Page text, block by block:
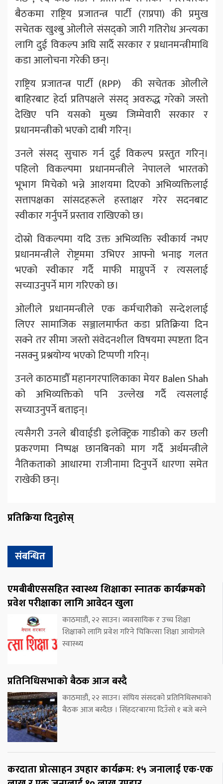
बैठकमा राष्ट्रिय प्रजातन्त्र पार्टी (राप्रपा) की प्रमुख
सचेतक खुश्बु ओलीले संसद्को जारी गतिरोध अन्त्यका
लागि दुई विकल्प अघि सार्दै सरकार र प्रधानमन्त्रीमाथि
कडा आलोचना गरेकी छन्।
राष्ट्रिय प्रजातन्त्र पार्टी (RPP) की सचेतक ओलीले
बाहिरबाट हेर्दा प्रतिपक्षले संसद् अवरुद्ध गरेको जस्तो
देखिए पनि यसको मुख्य जिम्मेवारी सरकार र
प्रधानमन्त्रीको भएको दाबी गरिन्।
उनले संसद् सुचारु गर्न दुई विकल्प प्रस्तुत गरिन्।
पहिलो विकल्पमा प्रधानमन्त्रीले नेपालले भारतको
भूभाग मिचेको भन्ने आशयमा दिएको अभिव्यक्तिलाई
सत्तापक्षका सांसदहरूले हस्ताक्षर गरेर सदनबाट
स्वीकार गर्नुपर्ने प्रस्ताव राखिएको छ।
दोस्रो विकल्पमा यदि उक्त अभिव्यक्ति स्वीकार्य नभए
प्रधानमन्त्रीले रोष्ट्रममा उभिएर आफ्नो भनाइ गलत
भएको स्वीकार गर्दै माफी माग्नुपर्ने र त्यसलाई
सच्याउनुपर्ने माग गरिएको छ।
ओलीले प्रधानमन्त्रीले एक कर्मचारीको सन्देशलाई
लिएर सामाजिक सञ्जालमार्फत कडा प्रतिक्रिया दिन
सक्ने तर सीमा जस्तो संवेदनशील विषयमा स्पष्टता दिन
नसक्नु प्रश्नयोग्य भएको टिप्पणी गरिन्।
उनले काठमाडौँ महानगरपालिकाका मेयर Balen Shah
को अभिव्यक्तिको पनि उल्लेख गर्दै त्यसलाई
सच्याउनुपर्ने बताइन्।
त्यसैगरी उनले बीवाईडी इलेक्ट्रिक गाडीको कर छली
प्रकरणमा निष्पक्ष छानबिनको माग गर्दै अर्थमन्त्रीले
नैतिकताको आधारमा राजीनामा दिनुपर्ने धारणा समेत
राखेकी छन्।
प्रतिक्रिया दिनुहोस्
संबन्धित
एमबीबीएससहित स्वास्थ्य शिक्षाका स्नातक कार्यक्रमको
प्रवेश परीक्षाका लागि आवेदन खुला
काठमाडौं, २२ साउन। व्यवसायिक र उच्च शिक्षा
शिक्षाको लागि प्रवेश गरिने चिकित्सा शिक्षा आयोगले
स्वास्थ्य
प्रतिनिधिसभाको बैठक आज बस्दै
काठमाडौं, २२ साउन। संघिय संसदको प्रतिनिधिसभाको
बैठक आज बस्दैछ । सिंहदरबारमा दिउँसो १ बजे बस्ने
करदाता प्रोत्साहन उपहार कार्यक्रम: १५ जनालाई एक-एक